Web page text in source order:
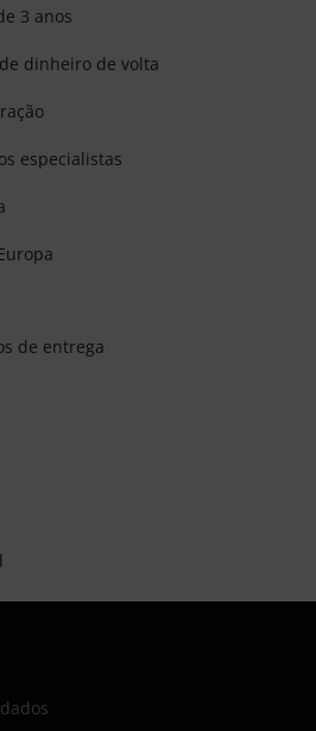
3 anos
dinheiro de volta
especialistas
de entrega